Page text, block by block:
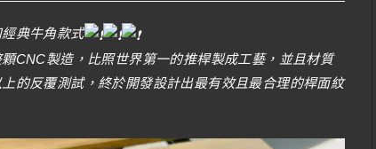
典牛角款式
CNC製造，比照世界第一的推桿製成工藝，並且材質
的反覆測試，終於開發設計出最有效且最合理的桿面紋